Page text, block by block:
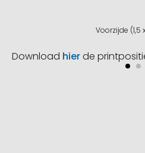
Voorzijde (1,5
Download hierde